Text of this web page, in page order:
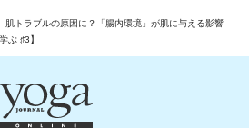
肌トラブルの原因に？「腸内環境」が肌に与える影響
ぶ ♯3】